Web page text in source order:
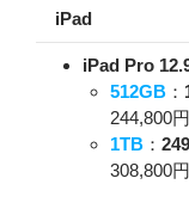
iPad
iPad Pro
512GB ：
244,800円
1TB ：
308,800円